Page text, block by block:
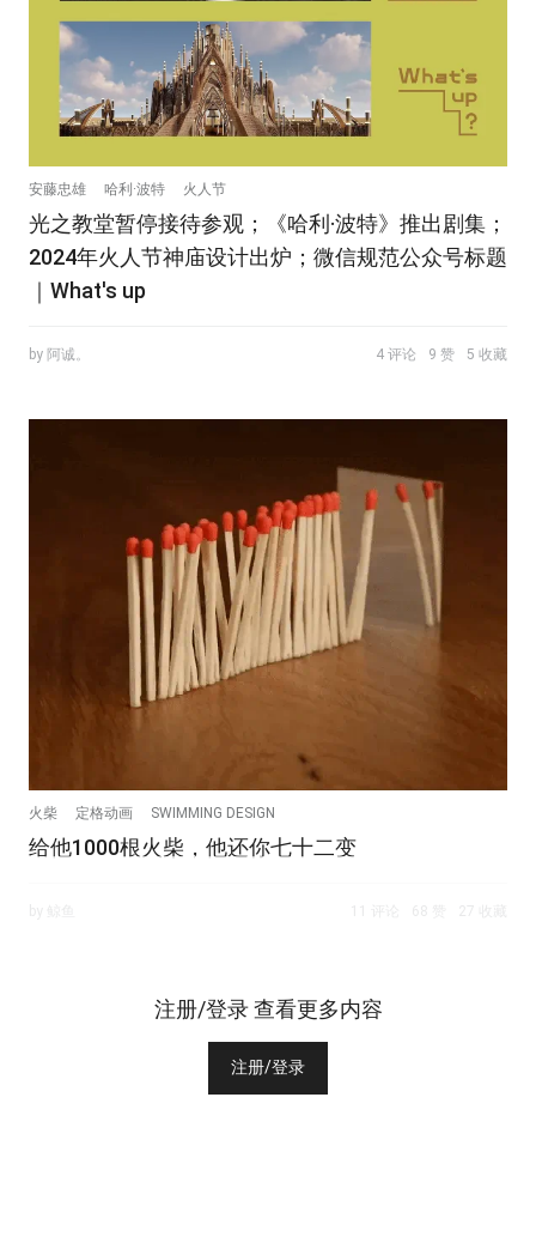
安藤忠雄 哈利·波特 火人节
光之教堂暂停接待参观；《哈利·波特》推出剧集；
2024年火人节神庙设计出炉；微信规范公众号标题
｜What's up
by 阿诚。 4 评论 9 赞 5 收藏
火柴 定格动画 SWIMMING DESIGN
给他1000根火柴，他还你七十二变
注册/登录 查看更多内容
注册/登录